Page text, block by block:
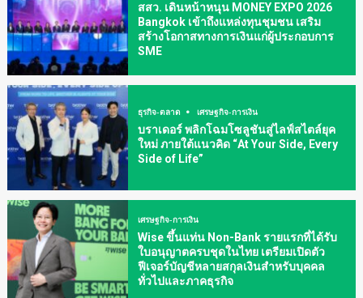
สสว. เดินหน้าหนุน MONEY EXPO 2026
Bangkok เข้าถึงแหล่งทุนชุมชน เสริม
สร้างโอกาสทางการเงินแก่ผู้ประกอบการ
SME
ธุรกิจ-ตลาด เศรษฐกิจ-การเงิน
บราเดอร์ พลิกโฉมโซลูชันสู่ไลฟ์สไตล์ยุค
ใหม่ ภายใต้แนวคิด “At Your Side, Every
Side of Life”
เศรษฐกิจ-การเงิน
Wise ขึ้นแท่น Non-Bank รายแรกที่ได้รับ
ใบอนุญาตครบชุดในไทย เตรียมเปิดตัว
ฟีเจอร์บัญชีหลายสกุลเงินสำหรับบุคคล
ทั่วไปและภาคธุรกิจ